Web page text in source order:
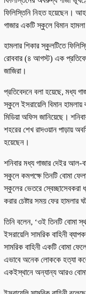
ফিলিস্তিনি নিহত হয়েছেন।
গাজার একটি স্কুলে বিমান
হামলার শিকার স্কুলটিতে
রোববার (৪ আগস্ট) এক
জাজিরা।
প্রতিবেদনে বলা হয়েছে, মধ্য
স্কুলে ইসরায়েলি বিমান
মিডিয়া অফিস জানিয়েছে।
শহরের শেখ রাদওয়ান পাড়ায়
হয়েছেন।
শনিবার মধ্য গাজার দেইর আল-
স্কুলে কমপক্ষে তিনটি বোমা
স্কুলের ভেতরে স্বেচ্ছাসেবকরা
করার চেষ্টার সময় ফের হামলার
তিনি বলেন, ‘ওই তিনটি বোমা
ইসরায়েলি সামরিক বাহিনী
সামরিক বাহিনী একটি বোমা
এভাবে অনেক লোককে হত্যা করে
একইস্থানে অন্যান্য আরও